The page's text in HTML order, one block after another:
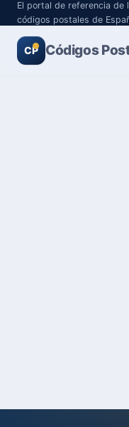
El portal de referencia de
códigos postales de
CP Códigos